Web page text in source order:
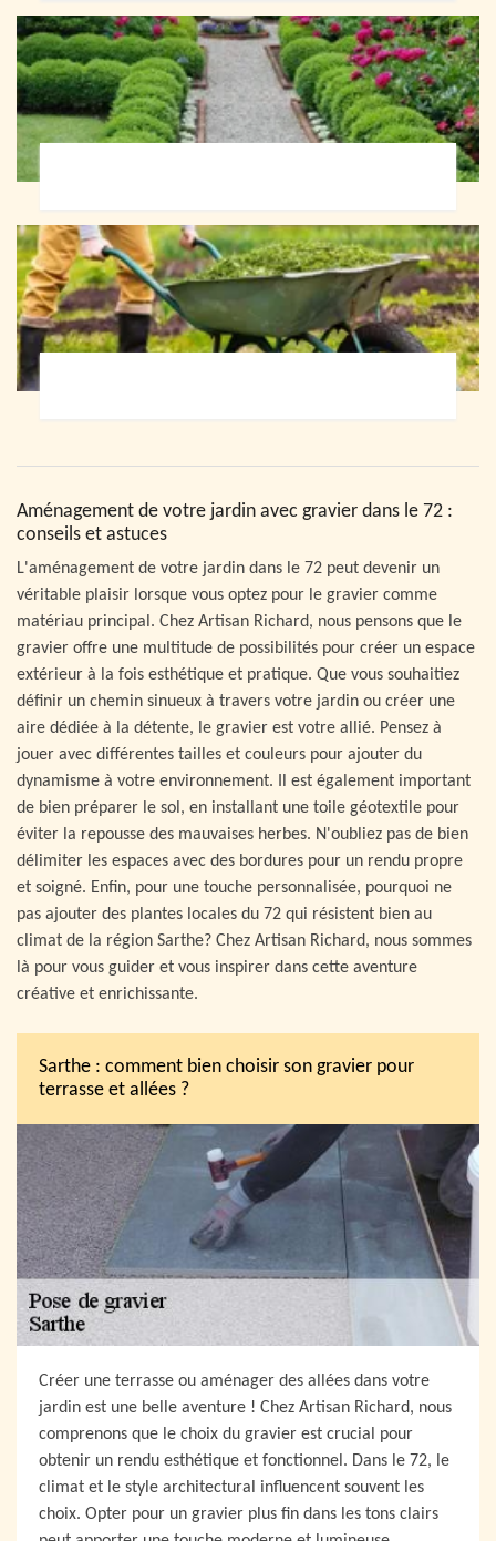
Aménagement de votre jardin avec gravier dans le 72 :
conseils et astuces
L'aménagement de votre jardin dans le 72 peut devenir un
véritable plaisir lorsque vous optez pour le gravier comme
matériau principal. Chez Artisan Richard, nous pensons que le
gravier offre une multitude de possibilités pour créer un espace
extérieur à la fois esthétique et pratique. Que vous souhaitiez
définir un chemin sinueux à travers votre jardin ou créer une
aire dédiée à la détente, le gravier est votre allié. Pensez à
jouer avec différentes tailles et couleurs pour ajouter du
dynamisme à votre environnement. Il est également important
de bien préparer le sol, en installant une toile géotextile pour
éviter la repousse des mauvaises herbes. N'oubliez pas de bien
délimiter les espaces avec des bordures pour un rendu propre
et soigné. Enfin, pour une touche personnalisée, pourquoi ne
pas ajouter des plantes locales du 72 qui résistent bien au
climat de la région Sarthe? Chez Artisan Richard, nous sommes
là pour vous guider et vous inspirer dans cette aventure
créative et enrichissante.
Sarthe : comment bien choisir son gravier pour
terrasse et allées ?
Créer une terrasse ou aménager des allées dans votre
jardin est une belle aventure ! Chez Artisan Richard, nous
comprenons que le choix du gravier est crucial pour
obtenir un rendu esthétique et fonctionnel. Dans le 72, le
climat et le style architectural influencent souvent les
choix. Opter pour un gravier plus fin dans les tons clairs